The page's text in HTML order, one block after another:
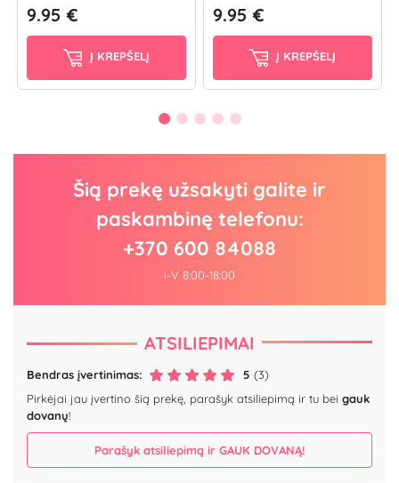
9.95 €
Į KREPŠELĮ
9.95 €
Į KREPŠELĮ
Šią prekę užsakyti galite ir
paskambinę telefonu:
+370 600 84088
I-V 8:00-18:00
ATSILIEPIMAI
Bendras įvertinimas: 5 (3)
Pirkėjai jau įvertino šią prekę, parašyk atsiliepimą ir tu bei gauk
dovanų!
Parašyk atsiliepimą ir GAUK DOVANĄ!